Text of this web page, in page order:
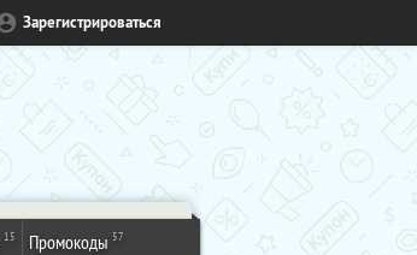
Зарегистрироваться
15 Промокоды 57